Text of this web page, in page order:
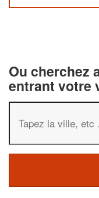
Ou cherchez
entrant votre